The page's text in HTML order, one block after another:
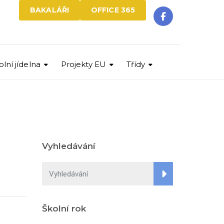
OFFICE 365
BAKALÁŘI
jídelna Projekty EU Třídy
Vyhledávání
Školní rok